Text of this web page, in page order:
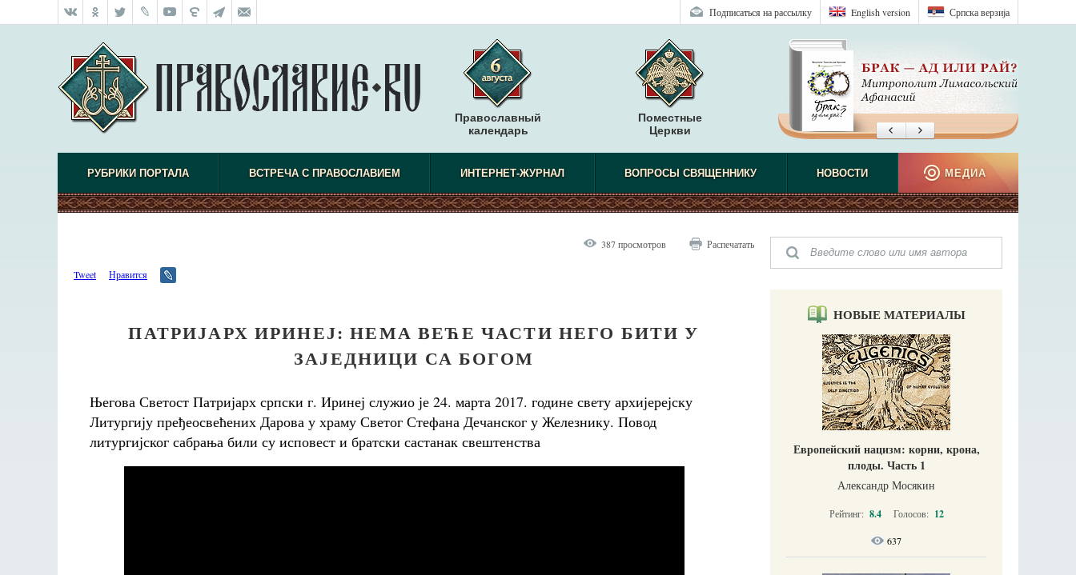
Српска верзиjа
English version
Подписаться на рассылку
Православный
календарь
Поместные
Церкви
РУБРИКИ ПОРТАЛА ВСТРЕЧА С ПРАВОСЛАВИЕМ ИНТЕРНЕТ-ЖУРНАЛ ВОПРОСЫ СВЯЩЕННИКУ НОВОСТИ МЕДИА
387 просмотров Распечатать
Tweet Нравится
ПАТРИЈАРХ ИРИНЕЈ: НЕМА ВЕЋЕ ЧАСТИ НЕГО БИТИ У
ЗАЈЕДНИЦИ СА БОГОМ
Његова Светост Патријарх српски г. Иринеј служио је 24. марта 2017. године свету архијерејску
Литургију пређеосвећених Дарова у храму Светог Стефана Дечанског у Железнику. Повод
литургијског сабрања били су исповест и братски састанак свештенства
НОВЫЕ МАТЕРИАЛЫ
Европейский нацизм: корни, крона,
плоды. Часть 1
Александр Мосякин
Рейтинг: 8.4 Голосов: 12
637